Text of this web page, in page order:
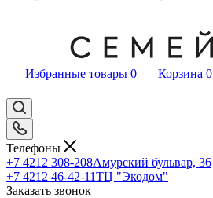
Избранные товары 0 Корзина 0
Телефоны
+7 4212 308-208Амурский бульвар, 36
+7 4212 46-42-11ТЦ "Экодом"
Заказать звонок